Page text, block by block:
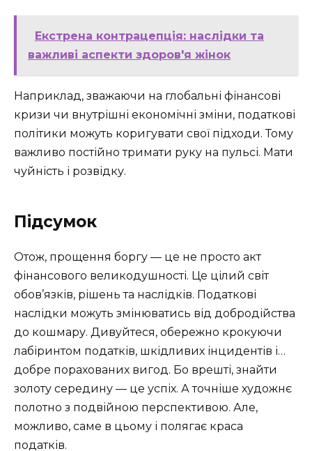
Екстрена контрацепція: наслідки та
важливі аспекти здоров'я жінок
Наприклад, зважаючи на глобальні фінансові
кризи чи внутрішні економічні зміни, податкові
політики можуть коригувати свої підходи. Тому
важливо постійно тримати руку на пульсі. Мати
чуйність і розвідку.
Підсумок
Отож, прощення боргу — це не просто акт
фінансового великодушності. Це цілий світ
обов’язків, рішень та наслідків. Податкові
наслідки можуть змінюватись від добродійства
до кошмару. Дивуйтеся, обережно крокуючи
лабіринтом податків, шкідливих інцидентів і…
добре порахованих вигод. Бо врешті, знайти
золоту середину — це успіх. А точніше художнє
полотно з подвійною перспективою. Але,
можливо, саме в цьому і полягає краса
податків.